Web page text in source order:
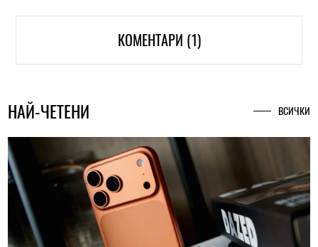
КОМЕНТАРИ (1)
НАЙ-ЧЕТЕНИ ВСИЧКИ